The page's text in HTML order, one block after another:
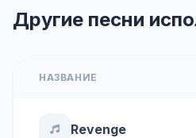
Другие песни
НАЗВАНИЕ
Revenge